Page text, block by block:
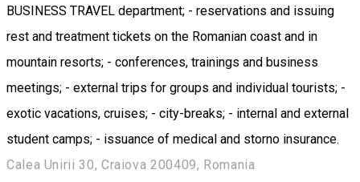
BUSINESS TRAVEL department; - reservations and issuing
rest and treatment tickets on the Romanian coast and in
mountain resorts; - conferences, trainings and business
meetings; - external trips for groups and individual tourists; -
exotic vacations, cruises; - city-breaks; - internal and external
student camps; - issuance of medical and storno insurance.
Calea Unirii 30, Craiova 200409, Romania